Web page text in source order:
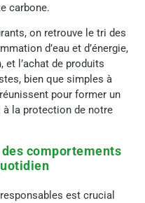
carbone.
on retrouve le tri des
d’eau et d’énergie,
et l’achat de produits
bien que simples à
pour former un
la protection de notre
comportements
est crucial